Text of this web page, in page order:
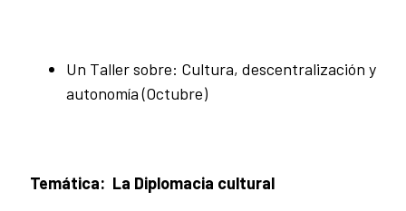
Un Taller sobre: Cultura, descentralización y
autonomía (Octubre)
Temática: La Diplomacia cultural